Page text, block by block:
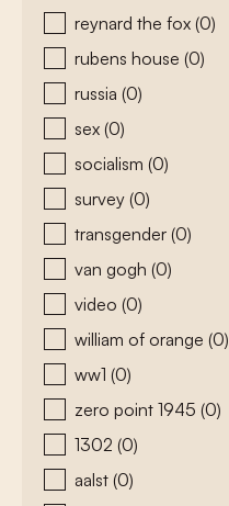
reynard the fox (0)
rubens house (0)
russia (0)
sex (0)
socialism (0)
survey (0)
transgender (0)
van gogh (0)
video (0)
william of orange (0)
ww1 (0)
zero point 1945 (0)
1302 (0)
aalst (0)